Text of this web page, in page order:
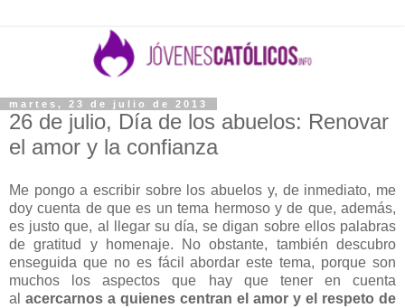
martes, 23 de julio de 2013
26 de julio, Día de los abuelos: Renovar
el amor y la confianza
Me pongo a escribir sobre los abuelos y, de inmediato, me
doy cuenta de que es un tema hermoso y de que, además,
es justo que, al llegar su día, se digan sobre ellos palabras
de gratitud y homenaje. No obstante, también descubro
enseguida que no es fácil abordar este tema, porque son
muchos los aspectos que hay que tener en cuenta
al acercarnos a quienes centran el amor y el respeto de